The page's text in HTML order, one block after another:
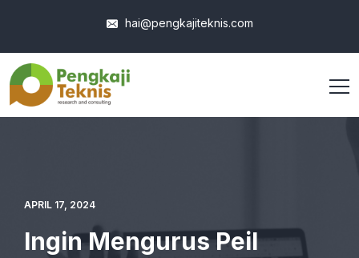
hai@pengkajiteknis.com
APRIL 17, 2024
Ingin Mengurus Peil